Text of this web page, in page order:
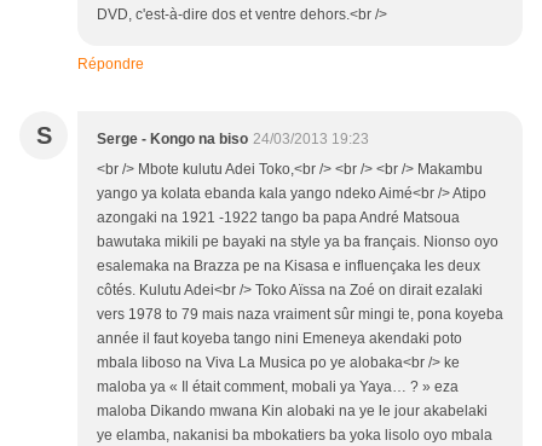
DVD, c'est-à-dire dos et ventre dehors.<br />
Répondre
S Serge - Kongo na biso 24/03/2013 19:23
<br /> Mbote kulutu Adei Toko,<br /> <br /> <br /> Makambu
yango ya kolata ebanda kala yango ndeko Aimé<br /> Atipo
azongaki na 1921 -1922 tango ba papa André Matsoua
bawutaka mikili pe bayaki na style ya ba français. Nionso oyo
esalemaka na Brazza pe na Kisasa e influençaka les deux
côtés. Kulutu Adei<br /> Toko Aïssa na Zoé on dirait ezalaki
vers 1978 to 79 mais naza vraiment sûr mingi te, pona koyeba
année il faut koyeba tango nini Emeneya akendaki poto
mbala liboso na Viva La Musica po ye alobaka<br /> ke
maloba ya « Il était comment, mobali ya Yaya… ? » eza
maloba Dikando mwana Kin alobaki na ye le jour akabelaki
ye elamba, nakanisi ba mbokatiers ba yoka lisolo oyo mbala